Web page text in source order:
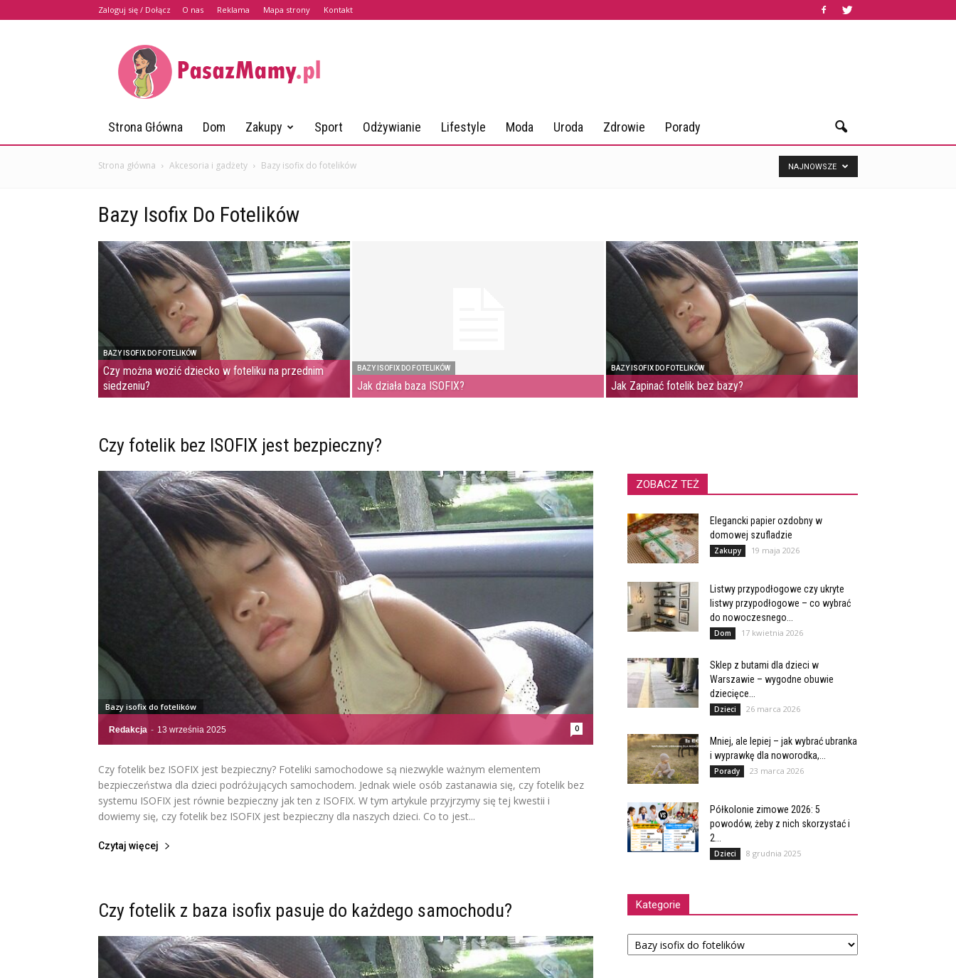
Zaloguj się / Dołącz O nas Reklama Mapa strony Kontakt
PasazMamy.pl
Strona Główna Dom Zakupy Sport Odżywianie Lifestyle Moda Uroda Zdrowie Porady
Strona główna Akcesoria i gadżety Bazy isofix do fotelików NAJNOWSZE
Bazy Isofix Do Fotelików
BAZY ISOFIX DO FOTELIKÓW
Czy można wozić dziecko w foteliku na przednim
siedzeniu?
BAZY ISOFIX DO FOTELIKÓW
Jak działa baza ISOFIX?
BAZY ISOFIX DO FOTELIKÓW
Jak Zapinać fotelik bez bazy?
Czy fotelik bez ISOFIX jest bezpieczny?
Redakcja - 13 września 2025 0
Bazy isofix do fotelików
Czy fotelik bez ISOFIX jest bezpieczny? Foteliki samochodowe są niezwykle ważnym elementem
bezpieczeństwa dla dzieci podróżujących samochodem. Jednak wiele osób zastanawia się, czy fotelik bez
systemu ISOFIX jest równie bezpieczny jak ten z ISOFIX. W tym artykule przyjrzymy się tej kwestii i
dowiemy się, czy fotelik bez ISOFIX jest bezpieczny dla naszych dzieci. Co to jest...
Czytaj więcej
Czy fotelik z baza isofix pasuje do każdego samochodu?
ZOBACZ TEŻ
Elegancki papier ozdobny w
domowej szufladzie
Zakupy 19 maja 2026
Listwy przypodłogowe czy ukryte
listwy przypodłogowe – co wybrać
do nowoczesnego...
Dom 17 kwietnia 2026
Sklep z butami dla dzieci w
Warszawie – wygodne obuwie
dziecięce...
Dzieci 26 marca 2026
Mniej, ale lepiej – jak wybrać ubranka
i wyprawkę dla noworodka,...
Porady 23 marca 2026
Półkolonie zimowe 2026: 5
powodów, żeby z nich skorzystać i
2...
Dzieci 8 grudnia 2025
Kategorie
Kategorie